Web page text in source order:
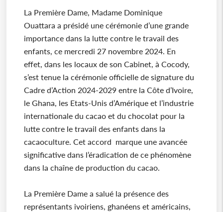
La Première Dame, Madame Dominique
Ouattara a présidé une cérémonie d’une grande
importance dans la lutte contre le travail des
enfants, ce mercredi 27 novembre 2024. En
effet, dans les locaux de son Cabinet, à Cocody,
s’est tenue la cérémonie officielle de signature du
Cadre d’Action 2024-2029 entre la Côte d’Ivoire,
le Ghana, les Etats-Unis d’Amérique et l’industrie
internationale du cacao et du chocolat pour la
lutte contre le travail des enfants dans la
cacaoculture. Cet accord marque une avancée
significative dans l’éradication de ce phénomène
dans la chaîne de production du cacao.
La Première Dame a salué la présence des
représentants ivoiriens, ghanéens et américains,